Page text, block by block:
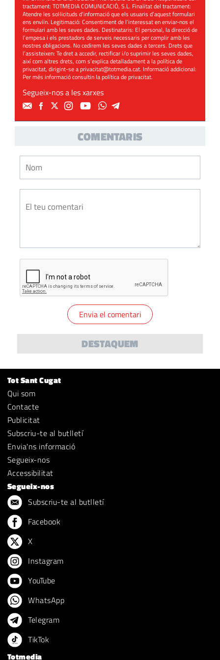
tractament: TOTMEDIA COMUNICACIÓ, S.L. Finalitat del tractament:
Atendre les sol·licituds d’informació que els usuaris d’aquest formulari
ens enviïn. Legitimació: Consentiment de l’interessat en enviar-nos el
formulari amb les seves dades. Destinataris: El personal, la direcció de
l’empesa i els prestadors de serveis necessaris per complir amb les
nostres obligacions. No cedirem les seves dades a tercers. Drets que
l’assisteixen: Te dret a accedir, rectificar i/o suprimir les seves dades,
així com altres drets, com s’explica detalladament a la política de
privacitat, dirigint-se aprivacitat@totmedia.cat. Informació addicional:
Per més informació consultin lapolítica de privacitat.
Segueix-nos a les xarxes
COMENTARIS
DESTAQUEM
Tot Sant Cugat
Qui som
Contacte
Publicitat
Subscriu-te al butlletí
Envia'ns informació
Segueix-nos
Accessibilitat
Segueix-nos
Subscriu-te al butlletí
Facebook
X
Instagram
YouTube
WhatsApp
Telegram
TikTok
Totmedia